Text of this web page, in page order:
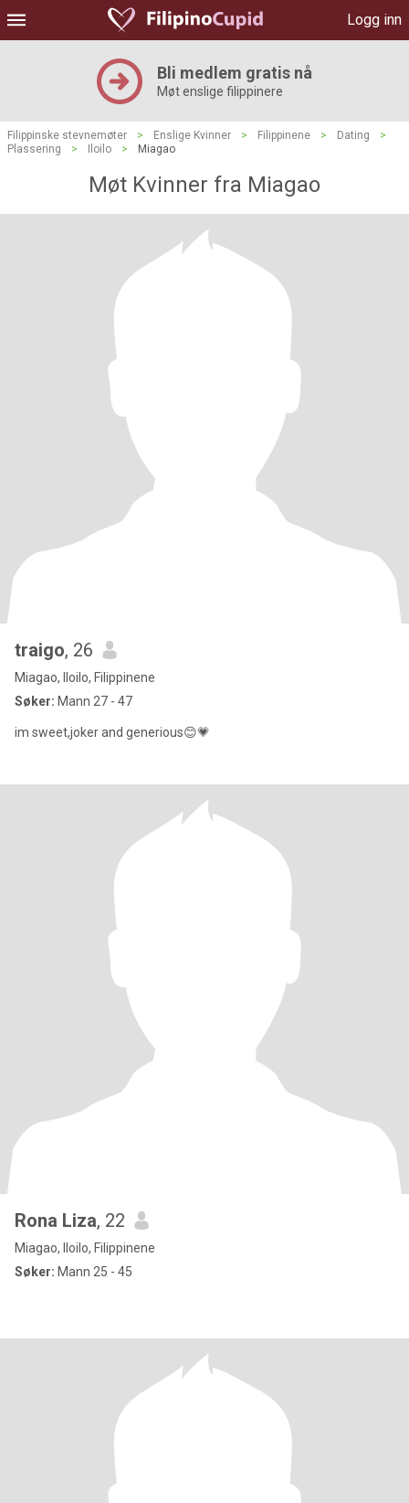
Logg inn
Bli medlem gratis nå
Møt enslige filippinere
Filippinske stevnemøter > Enslige Kvinner > Filippinene > Dating
>
Plassering
> Iloilo > Miagao
Møt Kvinner fra Miagao
traigo, 26
Miagao, Iloilo, Filippinene
Søker: Mann 27 - 47
im sweet,joker and generious😊💗
Rona Liza, 22
Miagao, Iloilo, Filippinene
Søker: Mann 25 - 45